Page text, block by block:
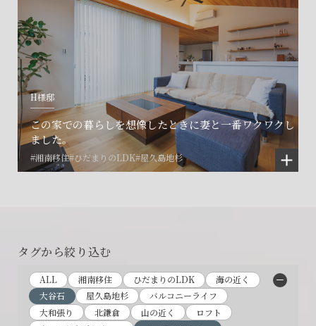
H様邸
この家での暮らしを想像したときに妻と一番ワクワクし
ました。
#湘南移住#ひだまりのLDK#屋久島地杉
タグから絞り込む
ALL 湘南移住 ひだまりのLDK
海の近く
大谷石
屋久島地杉
バルコニーライフ
大和張り
北鎌倉 山の近く
ロフト